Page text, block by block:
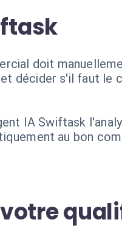
doit
décider s'il faut le
IA Swiftask
au bon